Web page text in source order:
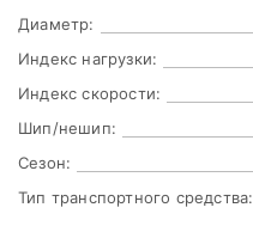
Диаметр:
Индекс нагрузки:
Индекс скорости:
Шип/нешип:
Сезон:
Тип транспортного средства: